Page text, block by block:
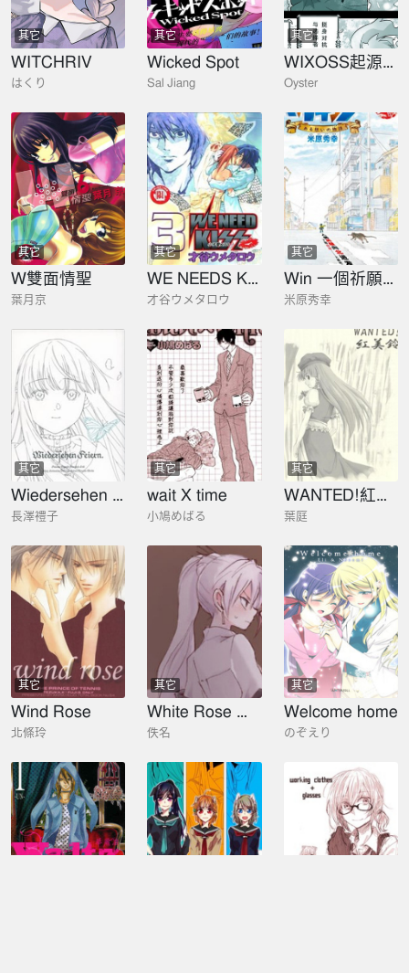
其它
WITCHRIV
はくり
其它
Wicked Spot
Sal Jiang
其它
WIXOSS起源故事
Oyster
其它
W雙面情聖
葉月京
其它
WE NEEDS KISS小子愛KISS
才谷ウメタロウ
其它
Win 一個祈願的故事
米原秀幸
其它
Wiedersehen Feiern 葬送的芙莉蓮 總作畫監督&動作指導工作集
長澤禮子
其它
wait X time
小鳩めばる
其它
WANTED!紅美鈴
葉庭
其它
Wind Rose
北條玲
其它
White Rose Week 2019
佚名
其它
Welcome home
のぞえり